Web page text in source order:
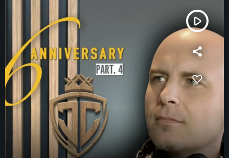
play_arrow